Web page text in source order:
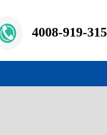
4008-919-315